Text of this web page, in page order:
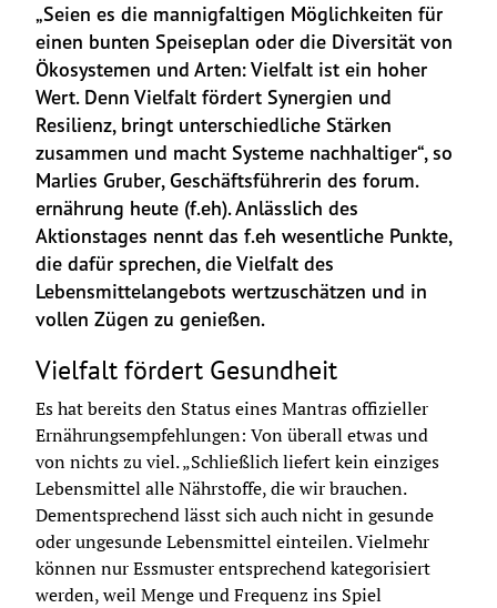
„Seien es die mannigfaltigen Möglichkeiten für
einen bunten Speiseplan oder die Diversität von
Ökosystemen und Arten: Vielfalt ist ein hoher
Wert. Denn Vielfalt fördert Synergien und
Resilienz, bringt unterschiedliche Stärken
zusammen und macht Systeme nachhaltiger“, so
Marlies Gruber, Geschäftsführerin des forum.
ernährung heute (f.eh). Anlässlich des
Aktionstages nennt das f.eh wesentliche Punkte,
die dafür sprechen, die Vielfalt des
Lebensmittelangebots wertzuschätzen und in
vollen Zügen zu genießen.
Vielfalt fördert Gesundheit
Es hat bereits den Status eines Mantras offizieller
Ernährungsempfehlungen: Von überall etwas und
von nichts zu viel. „Schließlich liefert kein einziges
Lebensmittel alle Nährstoffe, die wir brauchen.
Dementsprechend lässt sich auch nicht in gesunde
oder ungesunde Lebensmittel einteilen. Vielmehr
können nur Essmuster entsprechend kategorisiert
werden, weil Menge und Frequenz ins Spiel